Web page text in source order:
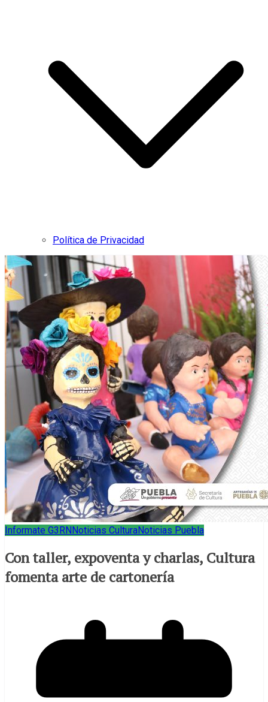
Política de Privacidad
Informate G3RN Noticias CulturaNoticias Puebla
Con taller, expoventa y charlas, Cultura
fomenta arte de cartonería